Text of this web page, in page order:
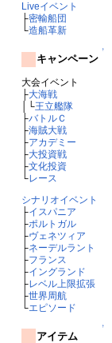
Liveイベント
├密輸船団
└造船革新
↑
キャンペーン
大会イベント
├大海戦
│└王立艦隊
├バトルＣ
├海賊大戦
├アカデミー
├大投資戦
├文化投資
└レース
シナリオイベント
├イスパニア
├ポルトガル
├ヴェネツィア
├ネーデルラント
├フランス
├イングランド
├レベル上限拡張
├世界周航
└エピソード
↑
アイテム